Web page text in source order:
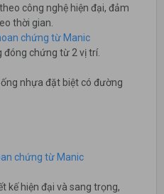
công nghệ hiện đại, đảm
thời gian.
chứng từ Manic
chứng từ 2 vị trí.
nhựa đặt biệt có đường
chứng từ Manic
kế hiện đại và sang trọng,